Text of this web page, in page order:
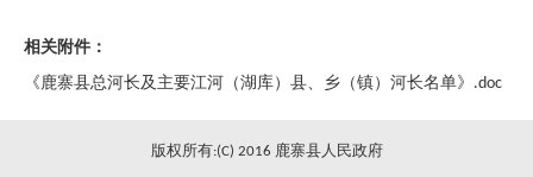
相关附件：
《鹿寨县总河长及主要江河（湖库）县、乡（镇）河长名单》.doc
版权所有:(C) 2016 鹿寨县人民政府